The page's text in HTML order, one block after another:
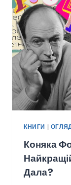
КНИГИ |
Коняка
Дала?